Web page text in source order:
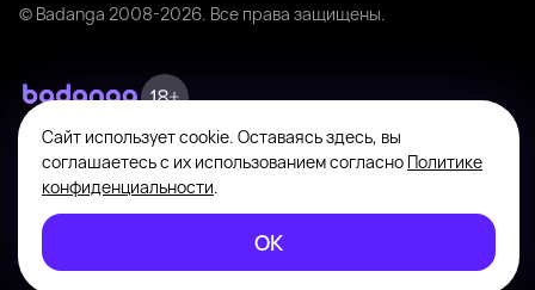
© Badanga 2008-2026 . Все права защищены.
Badanga не является площадкой для оказания или поиска платных
интимных услуг. Платформа предназначена исключительно для личного
общения между совершеннолетними пользователями с целью поиска
согласию. На информационном ресурсе применяются
Рекомендательные технологии
Сайт использует cookie. Оставаясь здесь, вы
соглашаетесь с их использованием согласно Политике
конфиденциальности.
ОК